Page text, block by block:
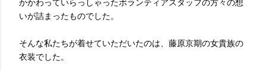
かかわっていらっしゃったボランティアスタッフの方々の想
いが詰まったものでした。
そんな私たちが着せていただいたのは、藤原京期の女貴族の
衣装でした。